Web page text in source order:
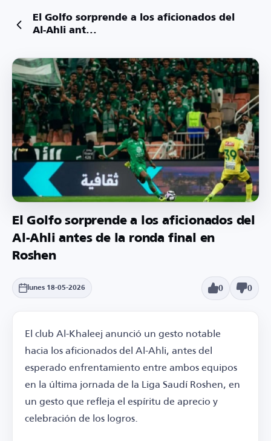
El Golfo sorprende a los aficionados del
Al-Ahli ant...
El Golfo sorprende a los aficionados del
Al-Ahli antes de la ronda final en
Roshen
lunes 18-05-2026 0 0
El club Al-Khaleej anunció un gesto notable
hacia los aficionados del Al-Ahli, antes del
esperado enfrentamiento entre ambos equipos
en la última jornada de la Liga Saudí Roshen, en
un gesto que refleja el espíritu de aprecio y
celebración de los logros.